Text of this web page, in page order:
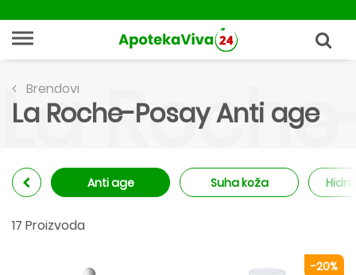
Brendovi
La Roche-Posay Anti age
La
Anti age Suha koža
17 Proizvoda
-20%